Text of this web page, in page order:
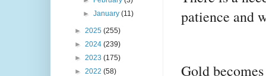
patience and
Gold
►January(11)
► 2025 (255)
► 2024 (239)
► 2023 (175)
► 2022 (58)